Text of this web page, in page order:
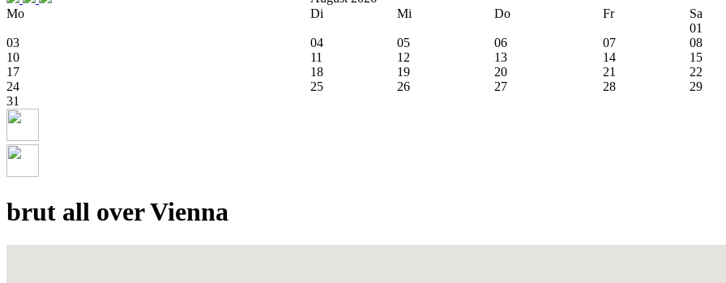
Mo
Di Mi Do Fr Sa
01
03
04 05 06 07 08
10
11 12 13 14 15
17
18 19 20 21 22
24
25 26 27 28 29
31
brut all over Vienna